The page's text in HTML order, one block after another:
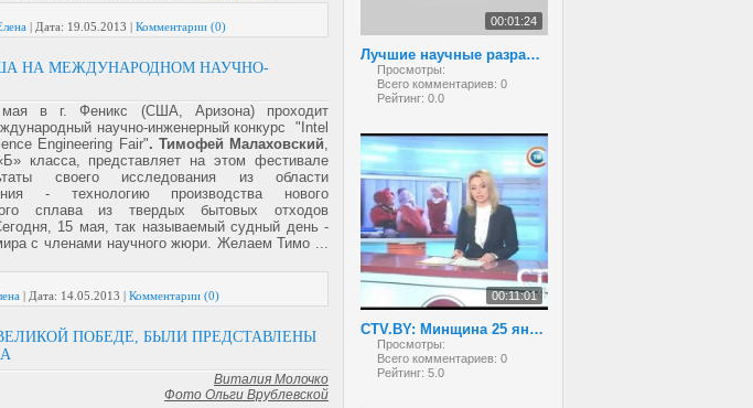
00:01:24
Лучшие научные разработки белорусских школьников
Просмотры:
Всего комментариев: 0
Рейтинг: 0.0
00:11:01
CTV.BY: Минщина 25 января 2013
Просмотры:
Всего комментариев: 0
Рейтинг: 5.0
| Дата: 19.05.2013 | Комментарии (0)
НА МЕЖДУНАРОДНОМ НАУЧНО-
в г. Феникс (США, Аризона) проходит
научно-инженерный конкурс "Intel
Engineering Fair". Тимофей Малаховский
класса, представляет на этом фестивале
своего исследования из области
- технологию производства нового
сплава из твердых бытовых отходов
15 мая, так называемый судный день -
с членами научного жюри. ЖелаемТимо
| Дата: 14.05.2013 | Комментарии (0)
ПОБЕДЕ, БЫЛИ ПРЕДСТАВЛЕНЫ
Виталия Молочко
Фото Ольги Врублевской